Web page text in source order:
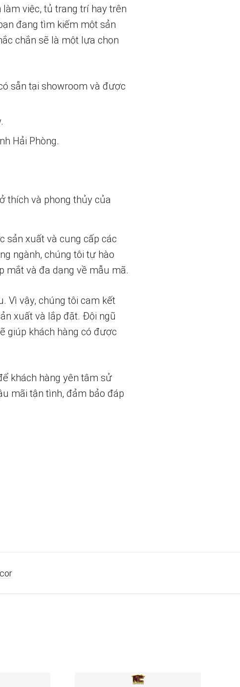
việc, tủ trang trí hay trên
đang tìm kiếm một sản
chắn sẽ là một lựa chọn
sẵn tại showroom và được
Hải Phòng.
thích và phong thủy của
sản xuất và cung cấp các
ngành, chúng tôi tự hào
mắt và đa dạng về mẫu mã.
Vì vậy, chúng tôi cam kết
xuất và lắp đặt. Đội ngũ
giúp khách hàng có được
khách hàng yên tâm sử
mãi tận tình, đảm bảo đáp